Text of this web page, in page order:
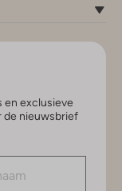
en exclusieve
de nieuwsbrief